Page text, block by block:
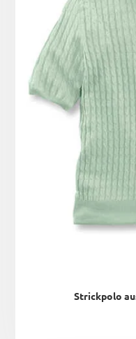
Strickpolo